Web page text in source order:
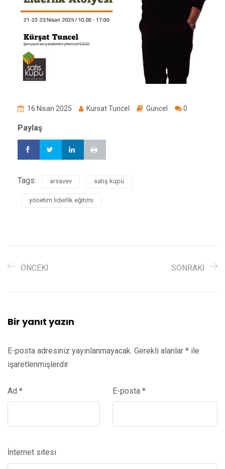
16 Nisan 2025 Kursat Tuncel Güncel 0
Paylaş
Tags: arsavev satış küpü
yönetim liderlik eğitimi
ÖNCEKI SONRAKI
Bir yanıt yazın
E-posta adresiniz yayınlanmayacak. Gerekli alanlar * ile
işaretlenmişlerdir
Ad * E-posta *
İnternet sitesi